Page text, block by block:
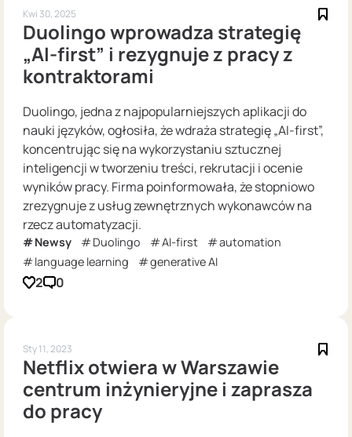
Kwi 30, 2025
Duolingo wprowadza strategię
„AI-first” i rezygnuje z pracy z
kontraktorami
Duolingo, jedna z najpopularniejszych aplikacji do
nauki języków, ogłosiła, że wdraża strategię „AI-first”,
koncentrując się na wykorzystaniu sztucznej
inteligencji w tworzeniu treści, rekrutacji i ocenie
wyników pracy. Firma poinformowała, że stopniowo
zrezygnuje z usług zewnętrznych wykonawców na
rzecz automatyzacji.
Newsy Duolingo AI-first
automation
language learning
generative AI
2 0
Sty 11, 2023
Netflix otwiera w Warszawie
centrum inżynieryjne i zaprasza
do pracy